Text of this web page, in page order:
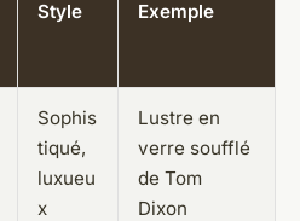
Style Exemple
Sophis
tiqué,
luxueu
x
Lustre en
verre soufflé
de Tom
Dixon